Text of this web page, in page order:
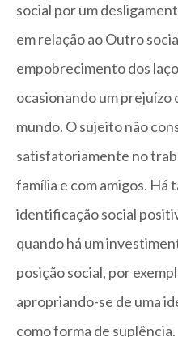
social por um
em relação ao Outro
empobrecimento dos
ocasionando um prejuízo
mundo. O sujeito não
satisfatoriamente no
família e com amigos. Há
identificação social
quando há um
posição social, por
apropriando-se de uma
como forma de suplência.